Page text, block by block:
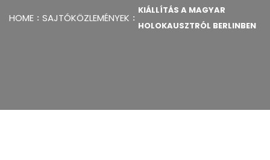
HOME SAJTÓKÖZLEMÉNYEK
KIÁLLÍTÁS A MAGYAR
HOLOKAUSZTRÓL BERLINBEN